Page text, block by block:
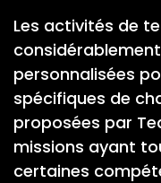
Les activités de
personnalisées
spécifiques de
proposées par
missions ayant
certaines